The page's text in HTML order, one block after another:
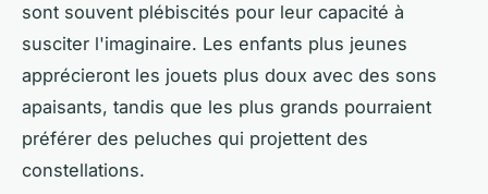
sont souvent plébiscités pour leur capacité à
susciter l'imaginaire. Les enfants plus jeunes
apprécieront les jouets plus doux avec des sons
apaisants, tandis que les plus grands pourraient
préférer des peluches qui projettent des
constellations.